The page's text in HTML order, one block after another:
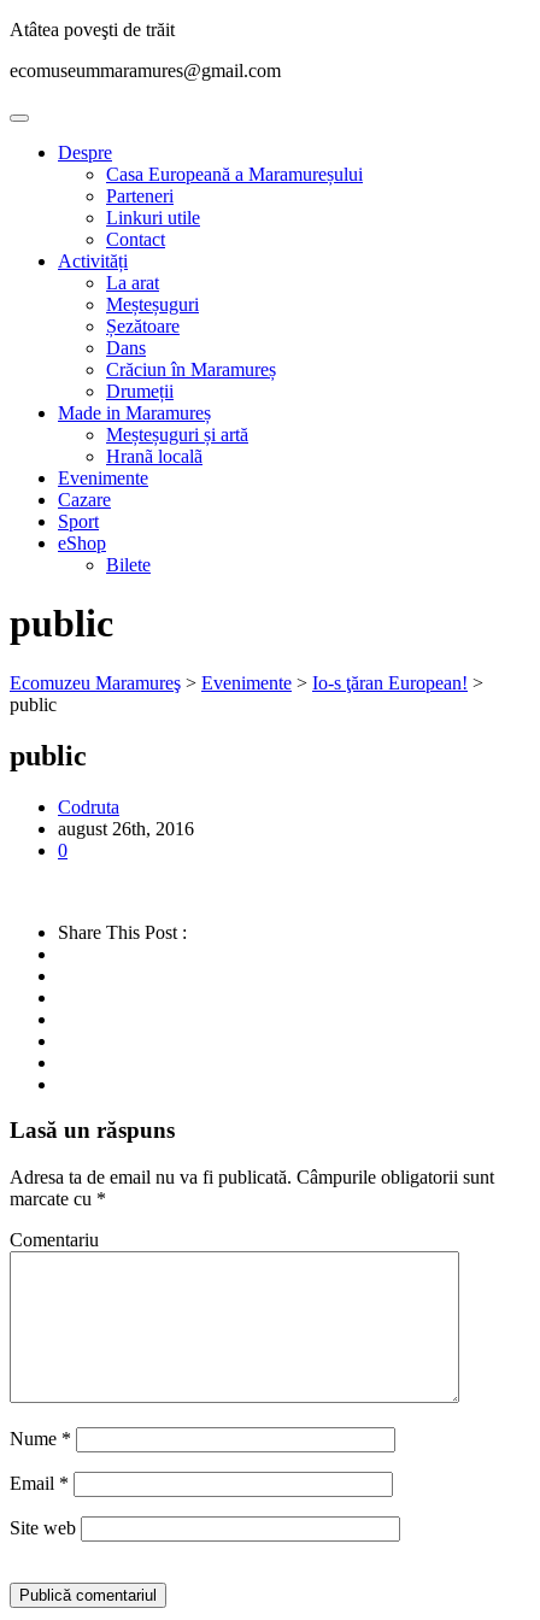
Atâtea poveşti de trăit
ecomuseummaramures@gmail.com
Despre
Casa Europeană a Maramureșului
Parteneri
Linkuri utile
Contact
Activități
La arat
Meșteșuguri
Șezătoare
Dans
Crăciun în Maramureș
Drumeții
Made in Maramureș
Meșteșuguri și artă
Hranã localã
Evenimente
Cazare
Sport
e­Shop
Bilete
public
Ecomuzeu Maramureş > Evenimente > Io-s ţăran European! >
public
public
Codruta
august 26th, 2016
0
Share This Post :
Lasă un răspuns
Adresa ta de email nu va fi publicată. Câmpurile obligatorii sunt
marcate cu *
Comentariu
Nume *
Email *
Site web